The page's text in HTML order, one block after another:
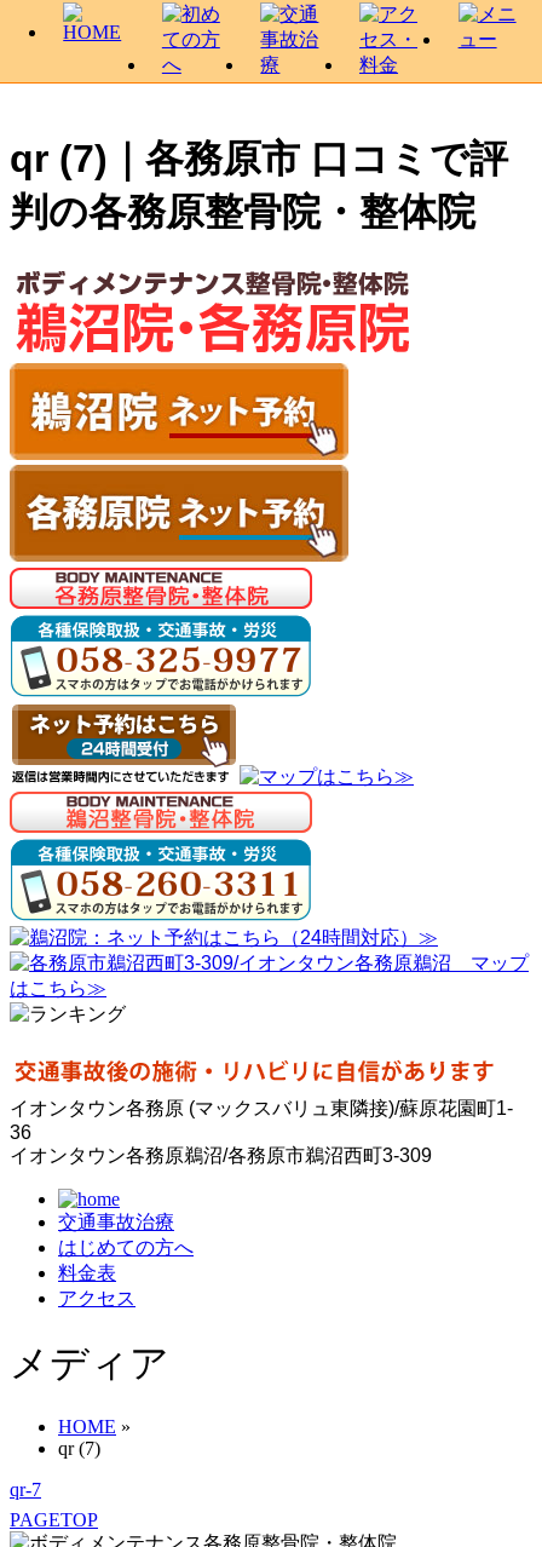
qr (7)｜各務原市 口コミで評
判の各務原整骨院・整体院
イオンタウン各務原 (マックスバリュ東隣接)/蘇原花園町1-
36
イオンタウン各務原鵜沼/各務原市鵜沼西町3-309
交通事故治療
はじめての方へ
料金表
アクセス
メディア
HOME »
qr (7)
qr-7
PAGETOP